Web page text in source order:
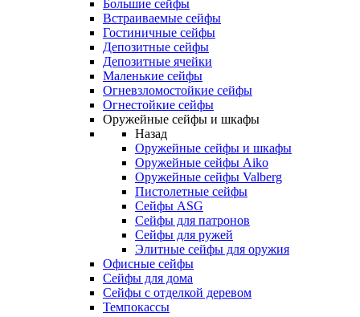
Большие сейфы
Встраиваемые сейфы
Гостиничные сейфы
Депозитные сейфы
Депозитные ячейки
Маленькие сейфы
Огневзломостойкие сейфы
Огнестойкие сейфы
Оружейные сейфы и шкафы
Назад
Оружейные сейфы и шкафы
Оружейные сейфы Aiko
Оружейные сейфы Valberg
Пистолетные сейфы
Сейфы ASG
Сейфы для патронов
Сейфы для ружей
Элитные сейфы для оружия
Офисные сейфы
Сейфы для дома
Сейфы с отделкой деревом
Темпокассы